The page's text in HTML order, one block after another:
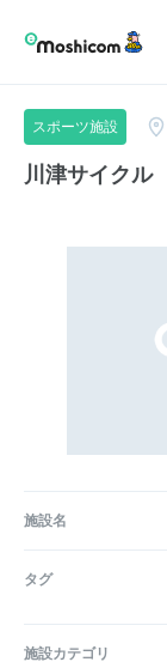
スポーツ施設
川津サイクル
施設名
タグ
施設カテゴリ